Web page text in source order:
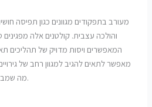
והולכה עצבית. קולטנים אלה
המאפשרים ויסות מדויק של תהליכים
מה שמבטיח תגובות פיזיולוגיות מתאימות.